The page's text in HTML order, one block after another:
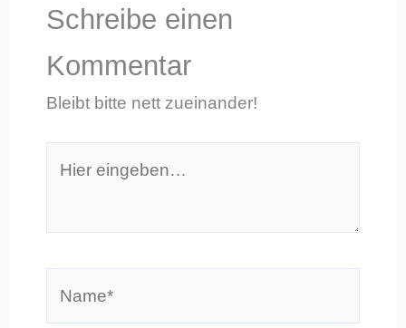
Schreibe einen
Kommentar
Bleibt bitte nett zueinander!
eingeben…